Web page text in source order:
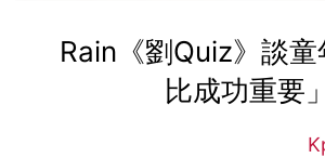
Rain《劉Quiz》談
比成功重要